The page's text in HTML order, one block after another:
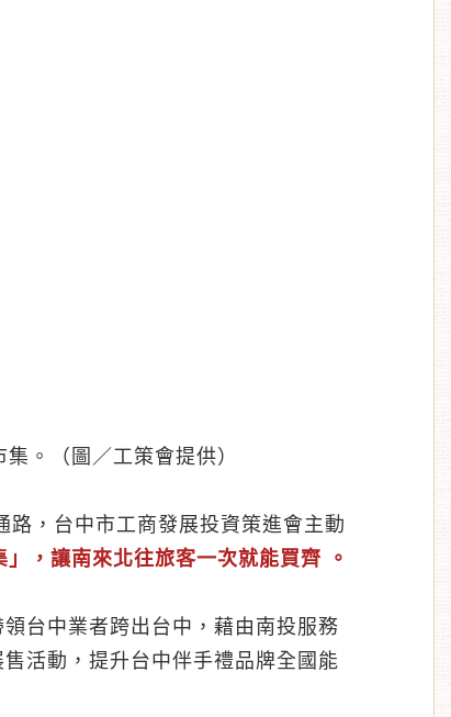
。（圖／工策會提供）
，台中市工商發展投資策進會主動
，讓南來北往旅客一次就能買齊 。
台中業者跨出台中，藉由南投服務
活動，提升台中伴手禮品牌全國能